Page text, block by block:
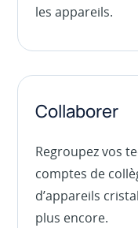
les appareils.
Collaborer
Regroupez vos
comptes de
d’appareils
plus encore.